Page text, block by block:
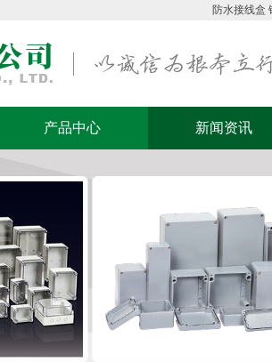
防水接线盒
产品中心 新闻资讯